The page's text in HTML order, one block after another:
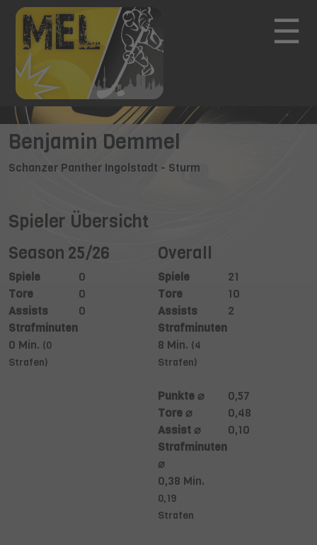
☰
Benjamin Demmel
Schanzer Panther Ingolstadt - Sturm
Spieler Übersicht
Season 25/26
Spiele
0
Tore
0
Assists
0
Strafminuten
0 Min. (0
Strafen)
Overall
Spiele
21
Tore
10
Assists
2
Strafminuten
8 Min. (4
Strafen)
Punkte ⌀
0,57
Tore ⌀
0,48
Assist ⌀
0,10
Strafminuten
⌀
0,38 Min.
0,19
Strafen